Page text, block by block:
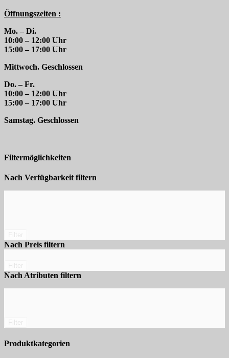
Öffnungszeiten :
Mo. – Di.
10:00 – 12:00 Uhr
15:00 – 17:00 Uhr
Mittwoch. Geschlossen
Do. – Fr.
10:00 – 12:00 Uhr
15:00 – 17:00 Uhr
Samstag. Geschlossen
Filtermöglichkeiten
Nach Verfügbarkeit filtern
Nach Preis filtern
Nach Atributen filtern
Produktkategorien